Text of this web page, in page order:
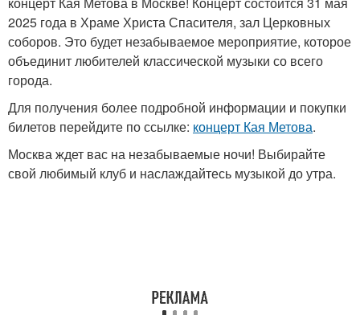
2025 года в Храме Христа Спасителя, зал Церковных
соборов. Это будет незабываемое мероприятие, которое
объединит любителей классической музыки со всего
города.
Для получения более подробной информации и покупки
билетов перейдите по ссылке: концерт Кая Метова.
Москва ждет вас на незабываемые ночи! Выбирайте
свой любимый клуб и наслаждайтесь музыкой до утра.